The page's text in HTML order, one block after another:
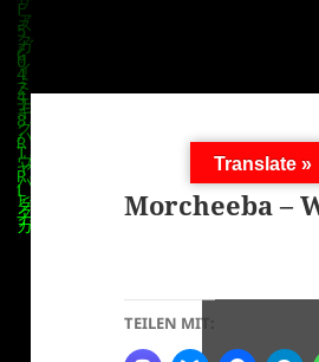
Morcheeba –
TEILEN MIT:
Translate »